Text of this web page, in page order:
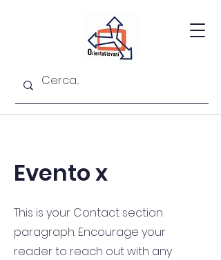
Evento x
This is your Contact section
paragraph. Encourage your
reader to reach out with any